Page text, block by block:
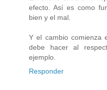
efecto. Así es como
bien y el mal.
Y el cambio comienza
debe hacer al
ejemplo.
Responder